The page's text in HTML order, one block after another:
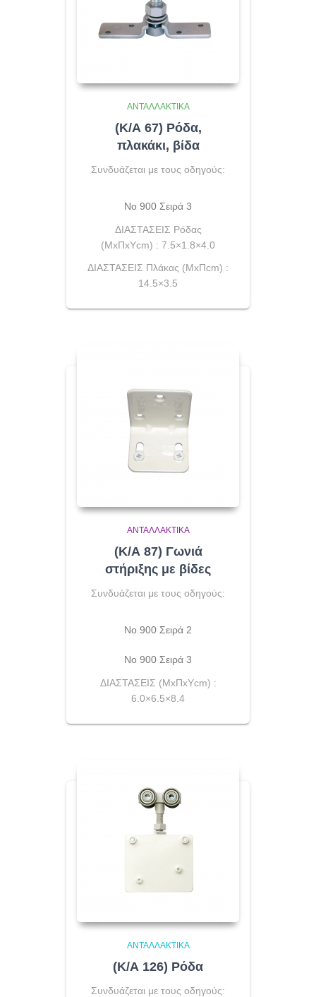
ΑΝΤΑΛΛΑΚΤΙΚΆ
(Κ/Α 67) Ρόδα,
πλακάκι, βίδα
Συνδυάζεται με τους οδηγούς:
No 900 Σειρά 3
ΔΙΑΣΤΑΣΕΙΣ Ρόδας
(ΜxΠxYcm) : 7.5×1.8×4.0
ΔΙΑΣΤΑΣΕΙΣ Πλάκας (ΜxΠcm) :
14.5×3.5
ΑΝΤΑΛΛΑΚΤΙΚΆ
(Κ/Α 87) Γωνιά
στήριξης με βίδες
Συνδυάζεται με τους οδηγούς:
Νο 900 Σειρά 2
Νο 900 Σειρά 3
ΔΙΑΣΤΑΣΕΙΣ (ΜxΠxYcm) :
6.0×6.5×8.4
ΑΝΤΑΛΛΑΚΤΙΚΆ
(Κ/Α 126) Ρόδα
Συνδυάζεται με τους οδηγούς: